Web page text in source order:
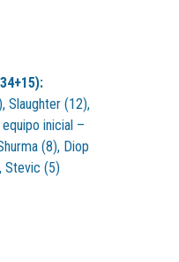
Slaughter (12),
inicial –
(8), Diop
Stevic (5)